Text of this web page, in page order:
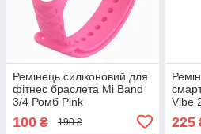
Ремінець силіконовий для
фітнес браслета Mi Band
3/4 Ромб Pink
100 ₴ 190 ₴
Vibe
225